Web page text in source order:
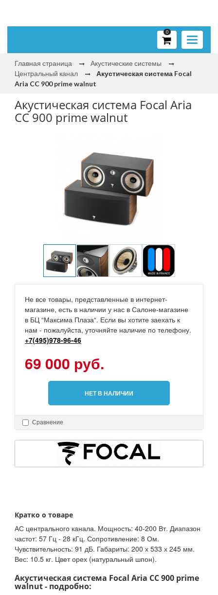
Toggle
0
Главная страница
Акустические системы
Центральный канал
Акустическая система Focal
Aria CC 900 prime walnut
Акустическая система Focal Aria
CC 900 prime walnut
Не все товары, представленные в интернет-
магазине, есть в наличии у нас в Салоне-магазине
в БЦ “Максима Плаза“. Если вы хотите заехать к
нам - пожалуйста, уточняйте наличие по телефону.
+7(495)978-96-46
69 000 руб.
НЕТ В НАЛИЧИИ
Сравнение
Кратко о товаре
АС центрального канала. Мощность: 40-200 Вт. Диапазон
частот: 57 Гц - 28 кГц. Сопротивление: 8 Ом.
Чувствительность: 91 дБ. Габариты: 200 х 533 х 245 мм.
Вес: 10.5 кг. Цвет орех (натуральный шпон).
Акустическая система Focal Aria CC 900 prime
walnut - подробно: